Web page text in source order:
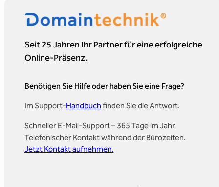
Seit 25 Jahren Ihr Partner für eine erfolgreiche
Online-Präsenz.
Benötigen Sie Hilfe oder haben Sie eine Frage?
Im Support-Handbuch finden Sie die Antwort.
Schneller E-Mail-Support – 365 Tage im Jahr.
Telefonischer Kontakt während der Bürozeiten.
Jetzt Kontakt aufnehmen.